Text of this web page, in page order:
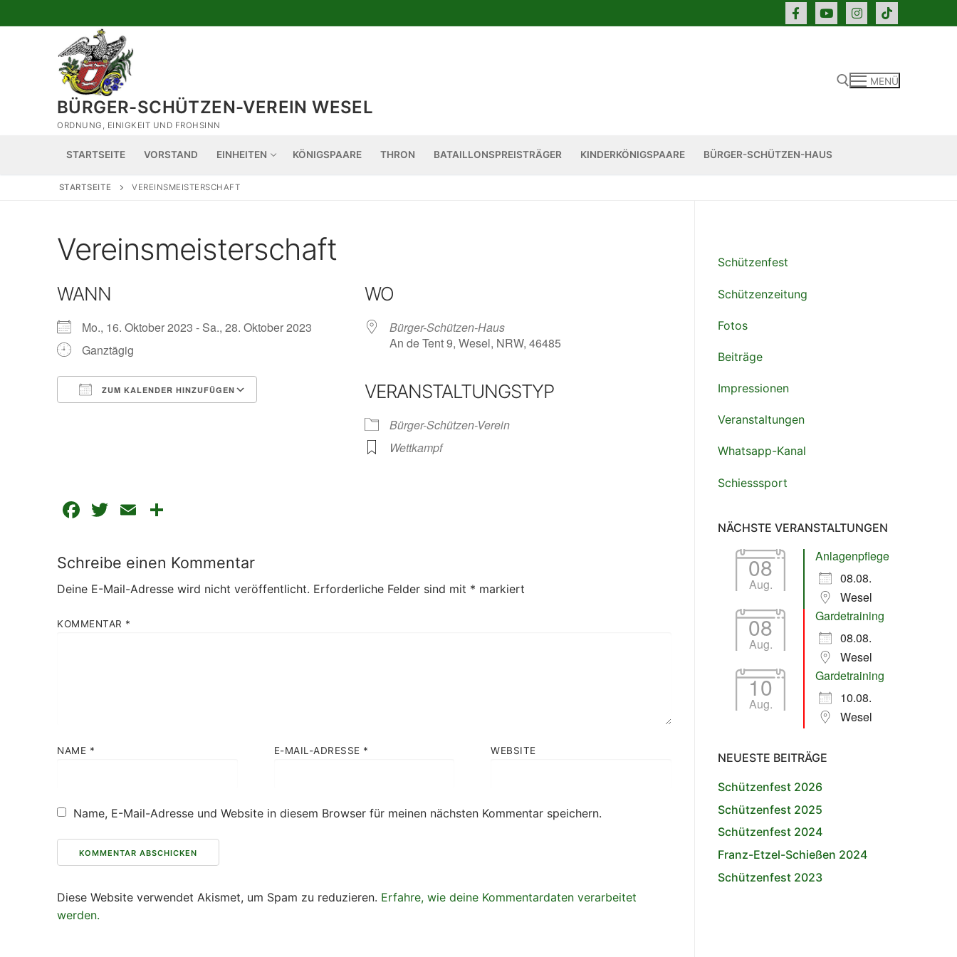
Inhalt
BÜRGER-SCHÜTZEN-VEREIN WESEL
ORDNUNG, EINIGKEIT UND FROHSINN
MENÜ
STARTSEITE VORSTAND EINHEITEN KÖNIGSPAARE THRON BATAILLONSPREISTRÄGER KINDERKÖNIGSPAARE BÜRGER-SCHÜTZEN-HAUS
STARTSEITE VEREINSMEISTERSCHAFT
Vereinsmeisterschaft
WANN
Mo., 16. Oktober 2023 - Sa., 28. Oktober 2023
Ganztägig
ZUM KALENDER HINZUFÜGEN
iCalendar
WO
Bürger-Schützen-Haus
An de Tent 9, Wesel, NRW, 46485
VERANSTALTUNGSTYP
Bürger-Schützen-Verein
Wettkampf
Facebook
Twitter
Email
Schreibe einen Kommentar
Deine E-Mail-Adresse wird nicht veröffentlicht. Erforderliche Felder sind mit * markiert
KOMMENTAR *
NAME * E-MAIL-ADRESSE * WEBSITE
Name, E-Mail-Adresse und Website in diesem Browser für meinen nächsten Kommentar speichern.
Diese Website verwendet Akismet, um Spam zu reduzieren. Erfahre, wie deine Kommentardaten verarbeitet
werden.
Schützenfest
Schützenzeitung
Fotos
Beiträge
Impressionen
Veranstaltungen
Whatsapp-Kanal
Schiesssport
NÄCHSTE VERANSTALTUNGEN
08
Aug.
Anlagenpflege
08.08.
Wesel
08
Aug.
Gardetraining
08.08.
Wesel
10
Aug.
Gardetraining
10.08.
Wesel
NEUESTE BEITRÄGE
Schützenfest 2026
Schützenfest 2025
Schützenfest 2024
Franz-Etzel-Schießen 2024
Schützenfest 2023